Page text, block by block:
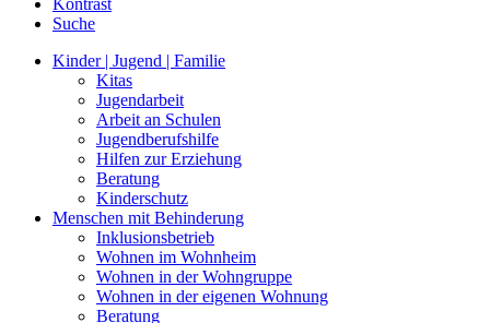
Kontrast
Suche
Kinder | Jugend | Familie
Kitas
Jugendarbeit
Arbeit an Schulen
Jugendberufshilfe
Hilfen zur Erziehung
Beratung
Kinderschutz
Menschen mit Behinderung
Inklusionsbetrieb
Wohnen im Wohnheim
Wohnen in der Wohngruppe
Wohnen in der eigenen Wohnung
Beratung